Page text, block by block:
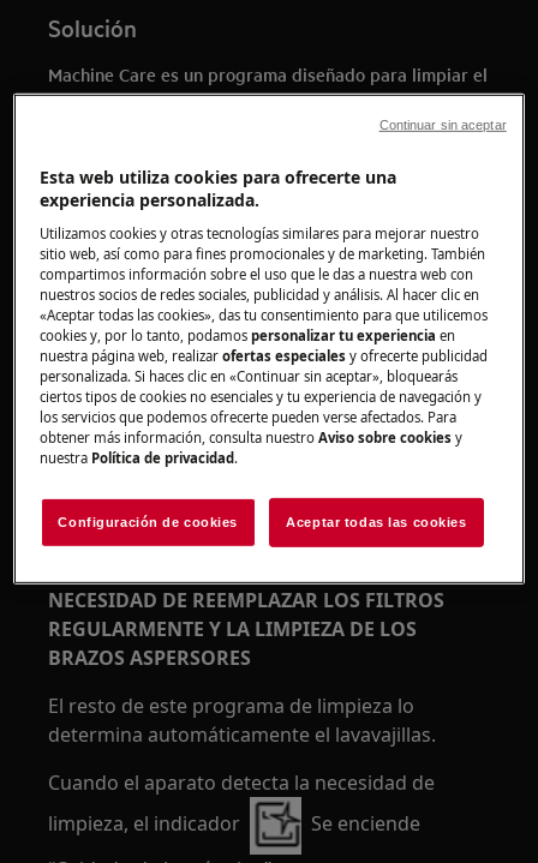
Solución
Machine Care es un programa diseñado para limpiar el
interior del electrodoméstico con resultados óptimos.
NECESIDAD DE REEMPLAZAR LOS FILTROS
REGULARMENTE Y LA LIMPIEZA DE LOS
BRAZOS ASPERSORES
El resto de este programa de limpieza lo
determina automáticamente el lavavajillas.
Cuando el aparato detecta la necesidad de
limpieza, el indicador
Se enciende
Esta web utiliza cookies para ofrecerte una
experiencia personalizada.
Utilizamos cookies y otras tecnologías similares para mejorar nuestro
sitio web, así como para fines promocionales y de marketing. También
compartimos información sobre el uso que le das a nuestra web con
nuestros socios de redes sociales, publicidad y análisis. Al hacer clic en
«Aceptar todas las cookies», das tu consentimiento para que utilicemos
cookies y, por lo tanto, podamospersonalizar tu experienciaen
nuestra página web, realizarofertas especiales y ofrecerte publicidad
personalizada. Si haces clic en «Continuar sin aceptar», bloquearás
ciertos tipos de cookies no esenciales y tu experiencia de navegación y
los servicios que podemos ofrecerte pueden verse afectados. Para
obtener más información, consulta nuestroAviso sobre cookies y
nuestra Política de privacidad .
Configuración de cookies Aceptar todas las cookies
Continuar sin aceptar